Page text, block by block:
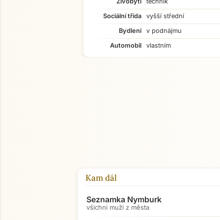
Sociální třída
vyšší střední
Bydlení
v podnájmu
Automobil
vlastním
Kam dál
Seznamka Nymburk
všichni muži z města